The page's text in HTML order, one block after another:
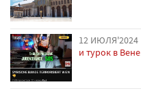
12 ИЮЛЯ'2024
и турок в